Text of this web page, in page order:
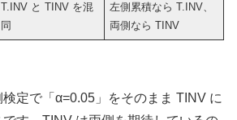
T.INV と TINV を混
同
左側累積なら T.INV、
両側なら TINV
定で「α=0.05」をそのまま TINV に